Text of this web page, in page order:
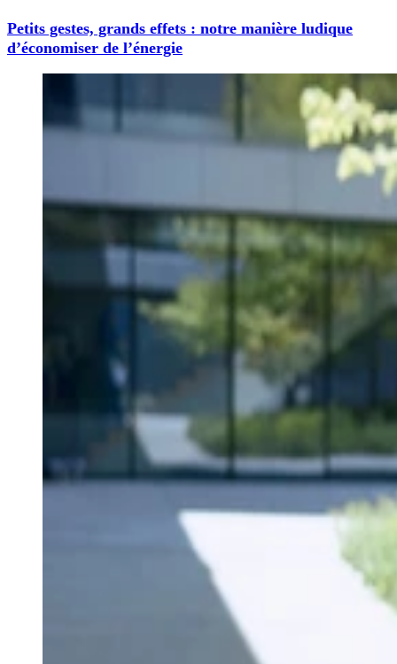
Petits gestes, grands effets : notre manière ludique
d’économiser de l’énergie